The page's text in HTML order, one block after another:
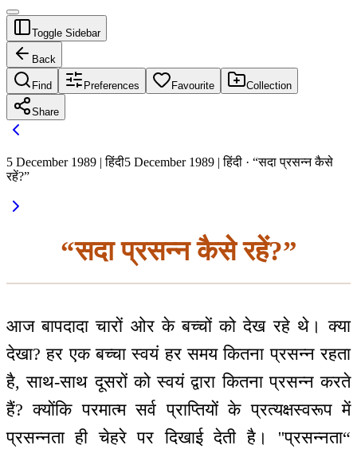
Toggle Sidebar
Back
Find Preferences Favourite Collection
Share
5 December 1989 | हिंदी5 December 1989 | हिंदी · “सदा प्रसन्न कैसे
रहें?”
“सदा प्रसन्न कैसे रहें?”
आज बापदादा चारों ओर के बच्चों को देख रहे थे। क्या
देखा? हर एक बच्चा स्वयं हर समय कितना प्रसन्न रहता
है, साथ-साथ दूसरों को स्वयं द्वारा कितना प्रसन्न करते
हैं? क्योंकि परमात्म सर्व प्राप्तियों के प्रत्यक्षस्वरूप में
प्रसन्नता ही चेहरे पर दिखाई देती है। ''प्रसन्नता“